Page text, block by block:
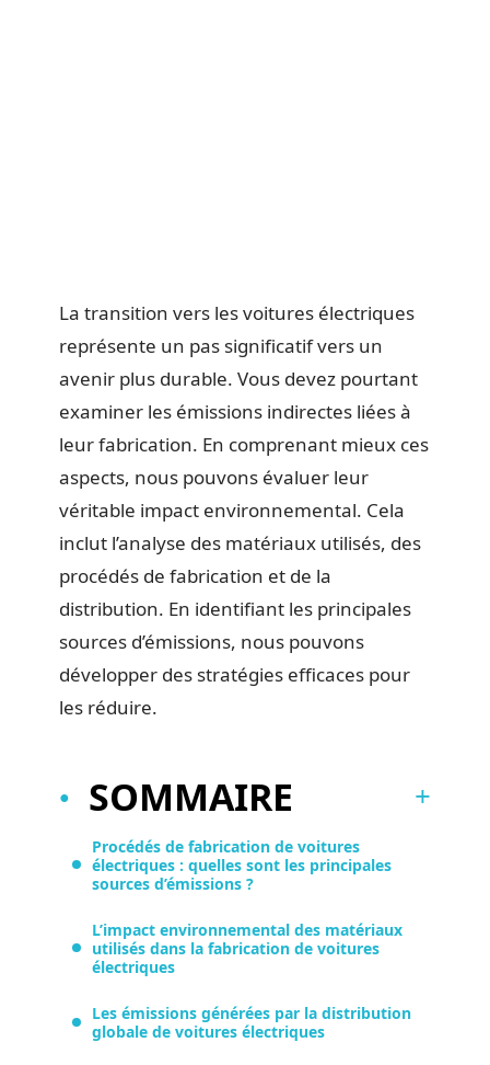
La transition vers les voitures électriques
représente un pas significatif vers un
avenir plus durable. Vous devez pourtant
examiner les émissions indirectes liées à
leur fabrication. En comprenant mieux ces
aspects, nous pouvons évaluer leur
véritable impact environnemental. Cela
inclut l’analyse des matériaux utilisés, des
procédés de fabrication et de la
distribution. En identifiant les principales
sources d’émissions, nous pouvons
développer des stratégies efficaces pour
les réduire.
SOMMAIRE
Procédés de fabrication de voitures
électriques : quelles sont les principales
sources d’émissions ?
L’impact environnemental des matériaux
utilisés dans la fabrication de voitures
électriques
Les émissions générées par la distribution
globale de voitures électriques